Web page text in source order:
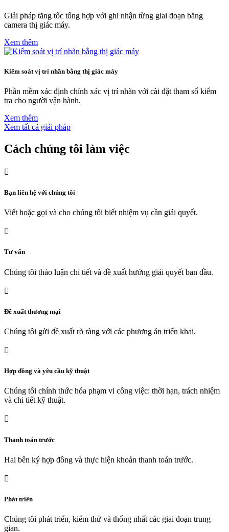
Giải pháp tăng tốc tổng hợp với ghi nhận từng giai đoạn bằng
camera thị giác máy.
Xem thêm
Kiểm soát vị trí nhãn bằng thị giác máy
Phần mềm xác định chính xác vị trí nhãn với cài đặt tham số kiểm
tra cho người vận hành.
Xem thêm
Xem tất cả giải pháp
Cách chúng tôi làm việc

Bạn liên hệ với chúng tôi
Viết hoặc gọi và cho chúng tôi biết nhiệm vụ cần giải quyết.

Tư vấn
Chúng tôi thảo luận chi tiết và đề xuất hướng giải quyết ban đầu.

Đề xuất thương mại
Chúng tôi gửi đề xuất rõ ràng với các phương án triển khai.

Hợp đồng và yêu cầu kỹ thuật
Chúng tôi chính thức hóa phạm vi công việc: thời hạn, trách nhiệm
và chi tiết kỹ thuật.

Thanh toán trước
Hai bên ký hợp đồng và thực hiện khoản thanh toán trước.

Phát triển
Chúng tôi phát triển, kiểm thử và thống nhất các giai đoạn trung
gian.